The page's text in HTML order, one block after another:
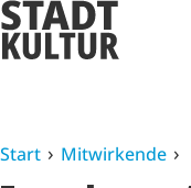
Start Mitwirkende